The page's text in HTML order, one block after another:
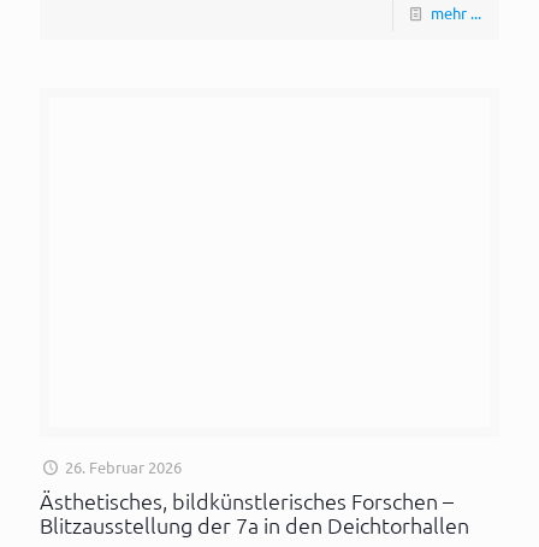
mehr ...
26. Februar 2026
Ästhetisches, bildkünstlerisches Forschen –
Blitzausstellung der 7a in den Deichtorhallen